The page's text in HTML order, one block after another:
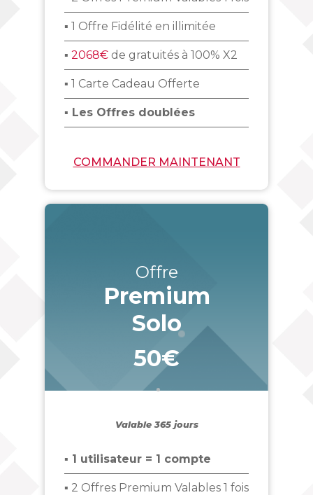
Offre
Premium
Solo
50€
_
Valable 365 jours
▪ 1 utilisateur = 1 compte
▪ 2 Offres Premium Valables 1 fois
▪ 1 Offre Fidélité en illimitée
▪ 2068€ de gratuités à 100% X2
▪ 1 Carte Cadeau Offerte
▪ Les Offres doublées
COMMANDER MAINTENANT